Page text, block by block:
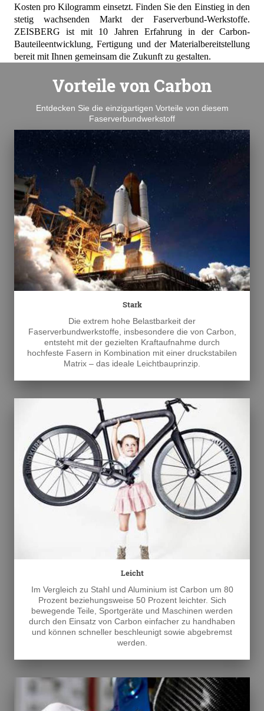
Kosten pro Kilogramm einsetzt. Finden Sie den Einstieg in den
stetig wachsenden Markt der Faserverbund-Werkstoffe.
ZEISBERG ist mit 10 Jahren Erfahrung in der Carbon-
Bauteileentwicklung, Fertigung und der Materialbereitstellung
bereit mit Ihnen gemeinsam die Zukunft zu gestalten.
Vorteile von Carbon
Entdecken Sie die einzigartigen Vorteile von diesem
Faserverbundwerkstoff
Stark
Die extrem hohe Belastbarkeit der
Faserverbundwerkstoffe, insbesondere die von Carbon,
entsteht mit der gezielten Kraftaufnahme durch
hochfeste Fasern in Kombination mit einer druckstabilen
Matrix – das ideale Leichtbauprinzip.
Leicht
Im Vergleich zu Stahl und Aluminium ist Carbon um 80
Prozent beziehungsweise 50 Prozent leichter. Sich
bewegende Teile, Sportgeräte und Maschinen werden
durch den Einsatz von Carbon einfacher zu handhaben
und können schneller beschleunigt sowie abgebremst
werden.